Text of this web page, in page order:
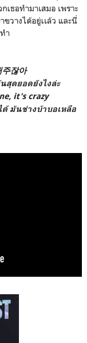
เธอทำมาเสมอ เพราะ
ขวางได้อยู่เเล้ว และนี่
ำ
주잖아
สุดยอดยังไงล่ะ
it's crazy
ด้ มันช่างบ้าบอเหลือ